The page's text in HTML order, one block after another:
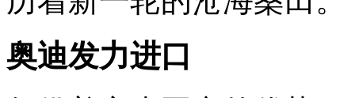
奥迪发力进口